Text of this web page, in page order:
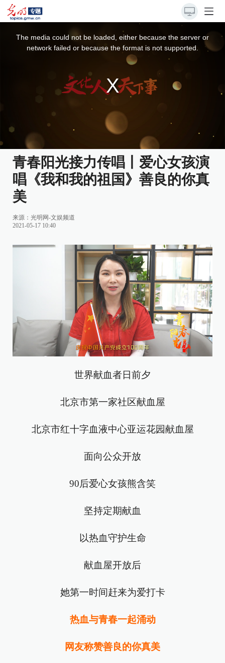
The media could not be loaded, either because the server or
network failed or because the format is not supported.
青春阳光接力传唱丨爱心女孩演
唱《我和我的祖国》善良的你真
美
来源： 光明网-文娱频道
2021-05-17 10:40
世界献血者日前夕
北京市第一家社区献血屋
北京市红十字血液中心亚运花园献血屋
面向公众开放
90后爱心女孩熊含笑
坚持定期献血
以热血守护生命
献血屋开放后
她第一时间赶来为爱打卡
热血与青春一起涌动
网友称赞善良的你真美